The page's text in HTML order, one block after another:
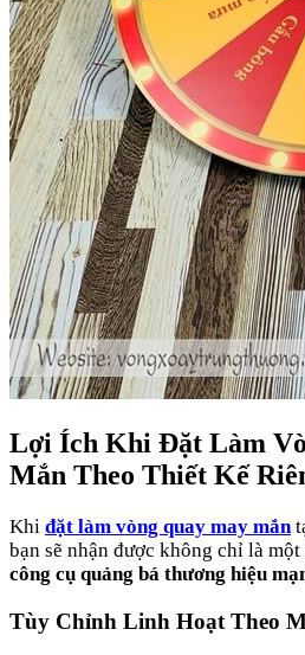
Lợi Ích Khi Đặt Làm
Mắn Theo Thiết Kế
Khi đặt làm vòng quay may mắn
bạn sẽ nhận được không chỉ là
công cụ quảng bá thương hiệu
Tùy Chỉnh Linh Hoạt Theo